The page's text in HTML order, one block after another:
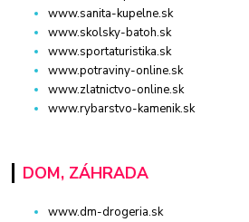
www.sanita-kupelne.sk
www.skolsky-batoh.sk
www.sportaturistika.sk
www.potraviny-online.sk
www.zlatnictvo-online.sk
www.rybarstvo-kamenik.sk
DOM, ZÁHRADA
www.dm-drogeria.sk